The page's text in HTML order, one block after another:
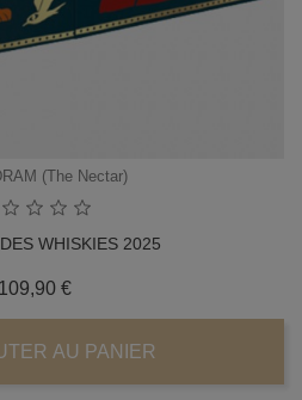
(The Nectar)
WHISKIES 2025
109,90 €Prix
AU PANIER